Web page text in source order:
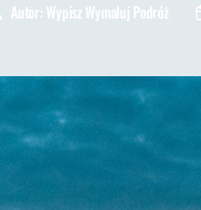
Autor: Wypisz Wymaluj Podróż